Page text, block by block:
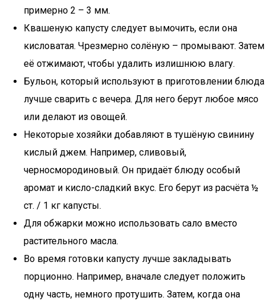
примерно 2 – 3 мм.
Квашеную капусту следует вымочить, если она
кисловатая. Чрезмерно солёную – промывают. Затем
её отжимают, чтобы удалить излишнюю влагу.
Бульон, который используют в приготовлении блюда
лучше сварить с вечера. Для него берут любое мясо
или делают из овощей.
Некоторые хозяйки добавляют в тушёную свинину
кислый джем. Например, сливовый,
черносмородиновый. Он придаёт блюду особый
аромат и кисло-сладкий вкус. Его берут из расчёта ½
ст. / 1 кг капусты.
Для обжарки можно использовать сало вместо
растительного масла.
Во время готовки капусту лучше закладывать
порционно. Например, вначале следует положить
одну часть, немного протушить. Затем, когда она